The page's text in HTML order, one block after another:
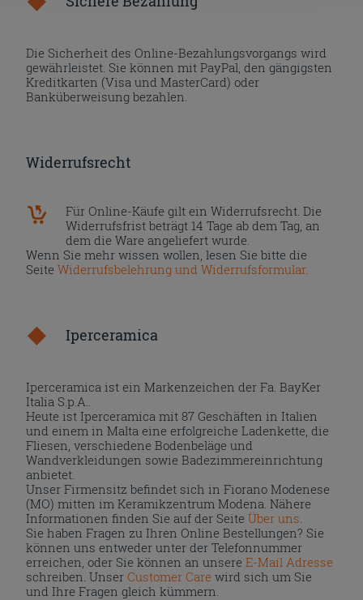
Die Sicherheit des Online-Bezahlungsvorgangs wird
gewährleistet. Sie können mit PayPal, den gängigsten
Kreditkarten (Visa und MasterCard) oder
Banküberweisung bezahlen.
Widerrufsrecht
Für Online-Käufe gilt ein Widerrufsrecht. Die
Widerrufsfrist beträgt 14 Tage ab dem Tag, an
dem die Ware angeliefert wurde.
Wenn Sie mehr wissen wollen, lesen Sie bitte die
SeiteWiderrufsbelehrung und Widerrufsformular.
Iperceramica
Iperceramica ist ein Markenzeichen der Fa. BayKer
Italia S.p.A..
Heute ist Iperceramica mit 87 Geschäften in Italien
und einem in Malta eine erfolgreiche Ladenkette, die
Fliesen, verschiedene Bodenbeläge und
Wandverkleidungen sowie Badezimmereinrichtung
anbietet.
Unser Firmensitz befindet sich in Fiorano Modenese
(MO) mitten im Keramikzentrum Modena. Nähere
Informationen finden Sie auf der Seite Über uns
Sie haben Fragen zu Ihren Online Bestellungen? Sie
können uns entweder unter der Telefonnummer
erreichen, oder Sie können an unsereE-Mail Adresse
schreiben. UnserCustomer Care wird sich um Sie
und Ihre Fragen gleich kümmern.